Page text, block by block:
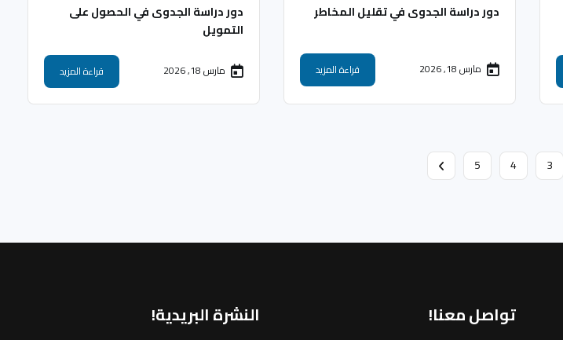
دور دراسة الجدوى في تقليل المخاطر
مارس 18, 2026 قراءة المزيد
دور دراسة الجدوى في الحصول على
التمويل
مارس 18, 2026 قراءة المزيد
3
4
5
تواصل معنا! النشرة البريدية!